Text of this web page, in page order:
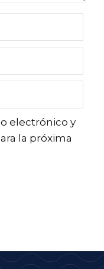
electrónico y
la próxima